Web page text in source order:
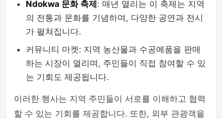
Ndokwa 문화 축제 : 매년 열리는 이 축제는 지역
의 전통과 문화를 기념하며, 다양한 공연과 전시
가 펼쳐집니다.
커뮤니티 마켓: 지역 농산물과 수공예품을 판매
하는 시장이 열리며, 주민들이 직접 참여할 수 있
는 기회도 제공됩니다.
이러한 행사는 지역 주민들이 서로를 이해하고 협력
할 수 있는 기회를 제공합니다. 또한, 외부 관광객을